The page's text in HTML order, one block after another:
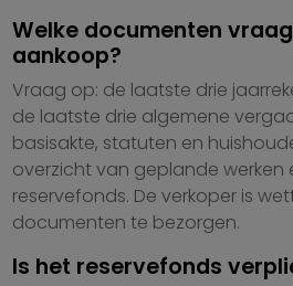
Welke documenten
aankoop?
Vraag op: de laatste drie
de laatste drie algemene
basisakte, statuten en
overzicht van geplande
reservefonds. De verkoper is
documenten te bezorgen.
Is het reservefonds